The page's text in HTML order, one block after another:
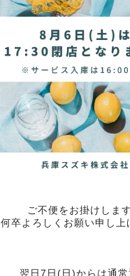
ご不便をお掛けしま
何卒よろしくお願い申し上
翌日7日(日)からは通常